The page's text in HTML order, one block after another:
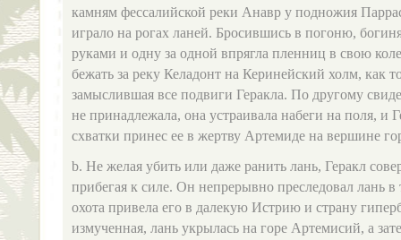
камням фессалийской реки Анавр у подножия
играло на рогах ланей. Бросившись в погоню,
руками и одну за одной впрягла пленниц в свою
бежать за реку Келадонт на Керинейский холм, как
замыслившая все подвиги Геракла. По другому
не принадлежала, она устраивала набеги на поля, и
схватки принес ее в жертву Артемиде на вершине
b. Не желая убить или даже ранить лань, Геракл
прибегая к силе. Он непрерывно преследовал лань в
охота привела его в далекую Истрию и страну
измученная, лань укрылась на горе Артемисий, а